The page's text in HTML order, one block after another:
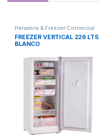
Heladera & Freezer Comercial
FREEZER VERTICAL 226 LTS
BLANCO